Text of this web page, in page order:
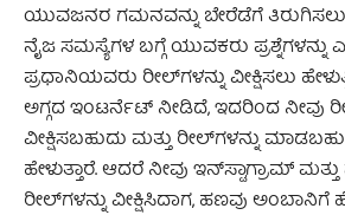
ಯುವಜನರ ಗಮನವನ್ನು ಬೇರೆಡೆಗೆ
ನೈಜ ಸಮಸ್ಯೆಗಳ ಬಗ್ಗೆ ಯುವಕರು ಪ್ರಶ್ನೆಗಳನ್ನು
ಪ್ರಧಾನಿಯವರು ರೀಲ್‌ಗಳನ್ನು ವೀಕ್ಷಿಸಲು
ಅಗ್ಗದ ಇಂಟರ್ನೆಟ್ ನೀಡಿದೆ, ಇದರಿಂದ ನೀವು
ವೀಕ್ಷಿಸಬಹುದು ಮತ್ತು ರೀಲ್‌ಗಳನ್ನು
ಹೇಳುತ್ತಾರೆ. ಆದರೆ ನೀವು ಇನ್‌ಸ್ಟಾಗ್ರಾಮ್
ರೀಲ್‌ಗಳನ್ನು ವೀಕ್ಷಿಸಿದಾಗ, ಹಣವು ಅಂಬಾನಿಗೆ